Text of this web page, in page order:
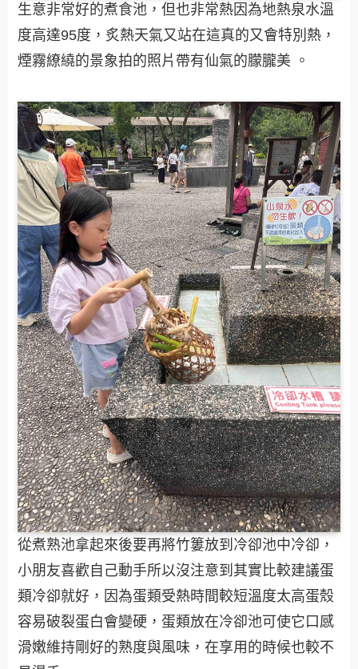
生意非常好的煮食池，但也非常熱因為地熱泉水溫
度高達95度，炙熱天氣又站在這真的又會特別熱，
煙霧繚繞的景象拍的照片帶有仙氣的朦朧美 。
從煮熟池拿起來後要再將竹簍放到冷卻池中冷卻，
小朋友喜歡自己動手所以沒注意到其實比較建議蛋
類冷卻就好，因為蛋類受熱時間較短溫度太高蛋殼
容易破裂蛋白會變硬，蛋類放在冷卻池可使它口感
滑嫩維持剛好的熟度與風味，在享用的時候也較不